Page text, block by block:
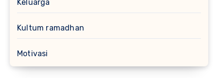
Keluarga
Kultum ramadhan
Motivasi